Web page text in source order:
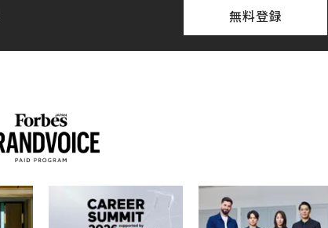
無料登録